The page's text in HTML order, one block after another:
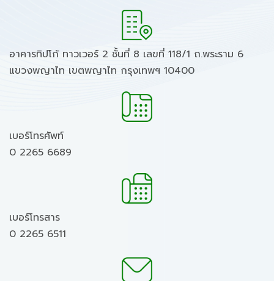
อาคารทิปโก้ ทาวเวอร์ 2 ชั้นที่ 8 เลขที่ 118/1 ถ.พระราม 6
แขวงพญาไท เขตพญาไท กรุงเทพฯ 10400
เบอร์โทรศัพท์
0 2265 6689
เบอร์โทรสาร
0 2265 6511